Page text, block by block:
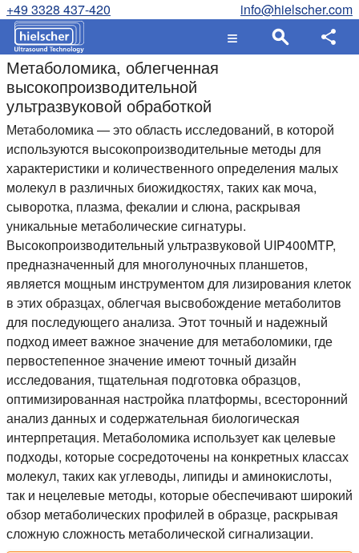
+49 3328 437-420 info@hielscher.com
Метаболомика, облегченная
высокопроизводительной
ультразвуковой обработкой
Метаболомика — это область исследований, в которой
используются высокопроизводительные методы для
характеристики и количественного определения малых
молекул в различных биожидкостях, таких как моча,
сыворотка, плазма, фекалии и слюна, раскрывая
уникальные метаболические сигнатуры.
Высокопроизводительный ультразвуковой UIP400MTP,
предназначенный для многолуночных планшетов,
является мощным инструментом для лизирования клеток
в этих образцах, облегчая высвобождение метаболитов
для последующего анализа. Этот точный и надежный
подход имеет важное значение для метаболомики, где
первостепенное значение имеют точный дизайн
исследования, тщательная подготовка образцов,
оптимизированная настройка платформы, всесторонний
анализ данных и содержательная биологическая
интерпретация. Метаболомика использует как целевые
подходы, которые сосредоточены на конкретных классах
молекул, таких как углеводы, липиды и аминокислоты,
так и нецелевые методы, которые обеспечивают широкий
обзор метаболических профилей в образце, раскрывая
сложную сложность метаболической сигнализации.